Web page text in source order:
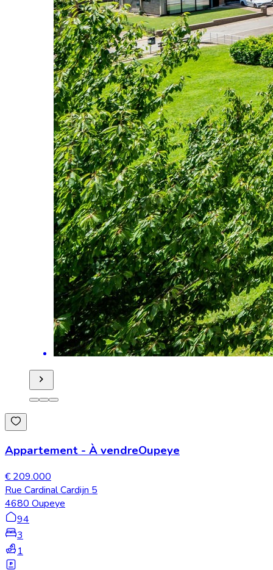
Appartement - À vendreOupeye
€ 209.000
Rue Cardinal Cardijn 5
4680 Oupeye
94
3
1